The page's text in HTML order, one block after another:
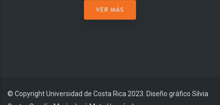
VER MÁS
© Copyright Universidad de Costa Rica 2023. Diseño gráfico Silvia